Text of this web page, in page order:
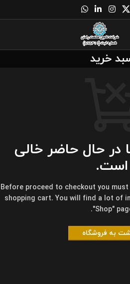
خرید
در حال حاضر خالی
است.
Before proceed to checkout you
shopping cart. You will find a lot of
"Shop"
به فروشگاه